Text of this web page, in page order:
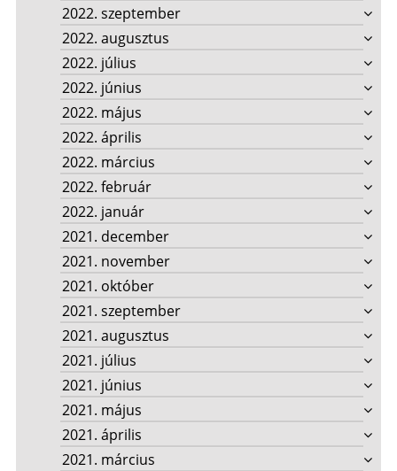
2022. szeptember
2022. augusztus
2022. július
2022. június
2022. május
2022. április
2022. március
2022. február
2022. január
2021. december
2021. november
2021. október
2021. szeptember
2021. augusztus
2021. július
2021. június
2021. május
2021. április
2021. március